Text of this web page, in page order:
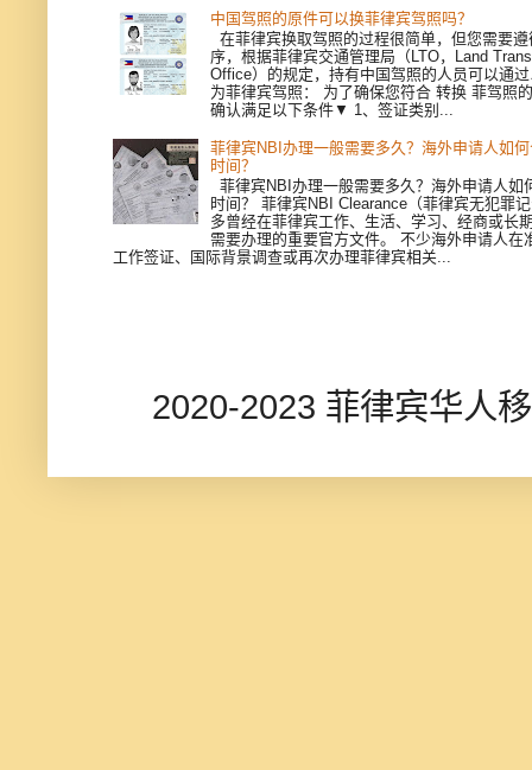
中国驾照的原件可以换菲律宾驾照吗？
在菲律宾换取驾照的过程很简单，但您需要
序，根据菲律宾交通管理局（LTO，Land
Office）的规定，持有中国驾照的人员可以通
为菲律宾驾照： 为了确保您符合 转换 菲驾照
确认满足以下条件▼ 1、签证类别...
菲律宾NBI办理一般需要多久？海外申请人如
时间？
菲律宾NBI办理一般需要多久？海外申请人如
时间？ 菲律宾NBI Clearance（菲律宾无犯罪
多曾经在菲律宾工作、生活、学习、经商或长
需要办理的重要官方文件。 不少海外申请人在
工作签证、国际背景调查或再次办理菲律宾相关...
2020-2023 菲律宾华人